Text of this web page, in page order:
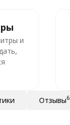
и
Отзывы6